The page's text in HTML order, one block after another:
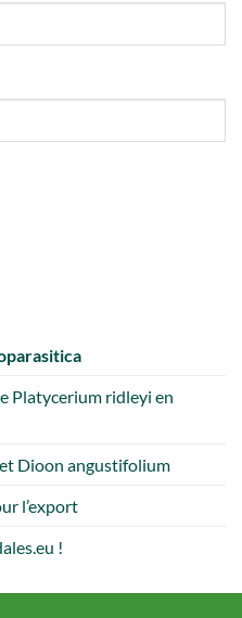
Platycerium ridleyi en
Dioon angustifolium
l’export
!